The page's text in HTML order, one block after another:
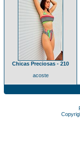
Chicas Preciosas - 210
acoste